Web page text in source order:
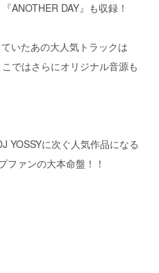
ANOTHER DAY』も収録！
いたあの大人気トラックは
ではさらにオリジナル音源も
YOSSYに次ぐ人気作品になる
ファンの大本命盤！！